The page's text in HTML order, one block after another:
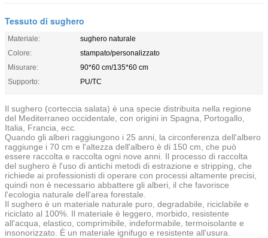
Tessuto di sughero
Materiale:
sughero naturale
Colore:
stampato/personalizzato
Misurare:
90*60 cm/135*60 cm
Supporto:
PU/TC
Il sughero (corteccia salata) è una specie distribuita nella regione
del Mediterraneo occidentale, con origini in Spagna, Portogallo,
Italia, Francia, ecc.
Quando gli alberi raggiungono i 25 anni, la circonferenza dell'albero
raggiunge i 70 cm e l'altezza dell'albero è di 150 cm, che può
essere raccolta e raccolta ogni nove anni. Il processo di raccolta
del sughero è l'uso di antichi metodi di estrazione e stripping, che
richiede ai professionisti di operare con processi altamente precisi,
quindi non è necessario abbattere gli alberi, il che favorisce
l'ecologia naturale dell'area forestale.
Il sughero è un materiale naturale puro, degradabile, riciclabile e
riciclato al 100%. Il materiale è leggero, morbido, resistente
all'acqua, elastico, comprimibile, indeformabile, termoisolante e
insonorizzato. È un materiale ignifugo e resistente all'usura.